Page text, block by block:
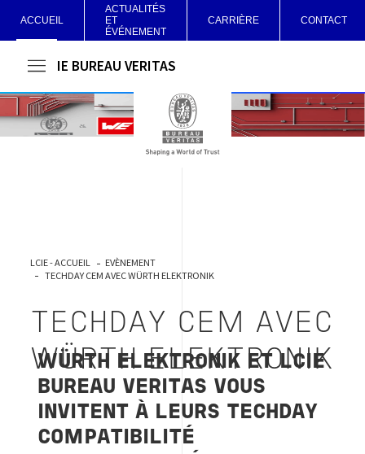
ACCUEIL
ACTUALITÉS
ET
ÉVÉNEMENT
CARRIÈRE CONTACT
LCIE BUREAU VERITAS
LCIE - ACCUEIL
EVÈNEMENT
TECHDAY CEM AVEC WÜRTH ELEKTRONIK
TECHDAY CEM AVEC
WÜRTH ELEKTRONIK
WÜRTH ELEKTRONIK ET LCIE
BUREAU VERITAS VOUS
INVITENT À LEURS TECHDAY
COMPATIBILITÉ